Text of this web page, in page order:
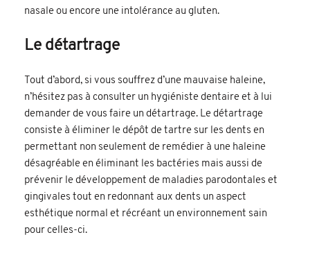
nasale ou encore une intolérance au gluten.
Le détartrage
Tout d’abord, si vous souffrez d’une mauvaise haleine,
n’hésitez pas à consulter un hygiéniste dentaire et à lui
demander de vous faire un détartrage. Le détartrage
consiste à éliminer le dépôt de tartre sur les dents en
permettant non seulement de remédier à une haleine
désagréable en éliminant les bactéries mais aussi de
prévenir le développement de maladies parodontales et
gingivales tout en redonnant aux dents un aspect
esthétique normal et récréant un environnement sain
pour celles-ci.